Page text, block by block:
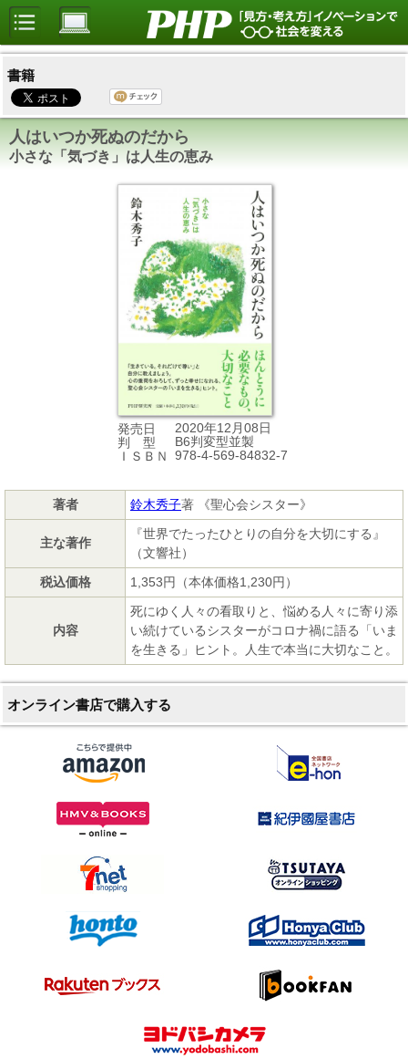
書籍
人はいつか死ぬのだから
小さな「気づき」は人生の恵み
発売日
2020年12月08日
判 型
B6判変型並製
ＩＳＢＮ
978-4-569-84832-7
著者 鈴木秀子著 《聖心会シスター》
主な著作
『世界でたったひとりの自分を大切にする』
（文響社）
税込価格
1,353円（本体価格1,230円）
内容
死にゆく人々の看取りと、悩める人々に寄り添
い続けているシスターがコロナ禍に語る「いま
を生きる」ヒント。人生で本当に大切なこと。
オンライン書店で購入する